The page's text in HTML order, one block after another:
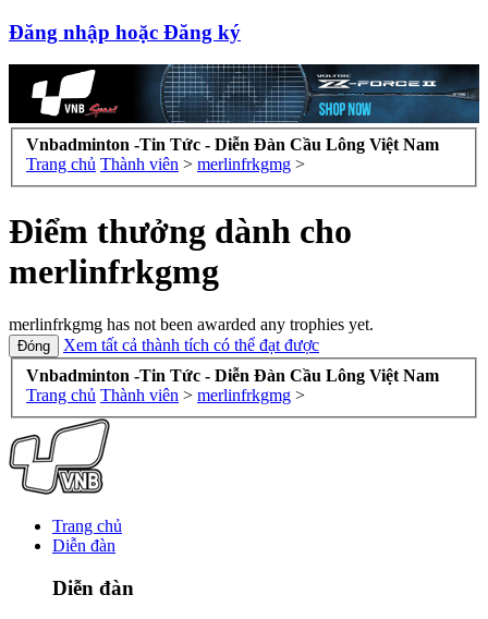
Đăng nhập hoặc Đăng ký
Vnbadminton -Tin Tức - Diễn Đàn Cầu Lông Việt Nam
Trang chủ Thành viên > merlinfrkgmg >
Điểm thưởng dành cho
merlinfrkgmg
merlinfrkgmg has not been awarded any trophies yet.
Xem tất cả thành tích có thể đạt được
Vnbadminton -Tin Tức - Diễn Đàn Cầu Lông Việt Nam
Trang chủ Thành viên > merlinfrkgmg >
Trang chủ
Diễn đàn
Diễn đàn